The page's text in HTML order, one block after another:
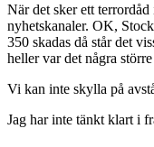
När det sker ett
nyhetskanaler. OK,
350 skadas då står det
heller var det några
Vi kan inte skylla på
Jag har inte tänkt klart i